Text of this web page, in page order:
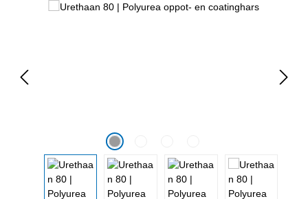
Afbeeldingengalerij overslaan